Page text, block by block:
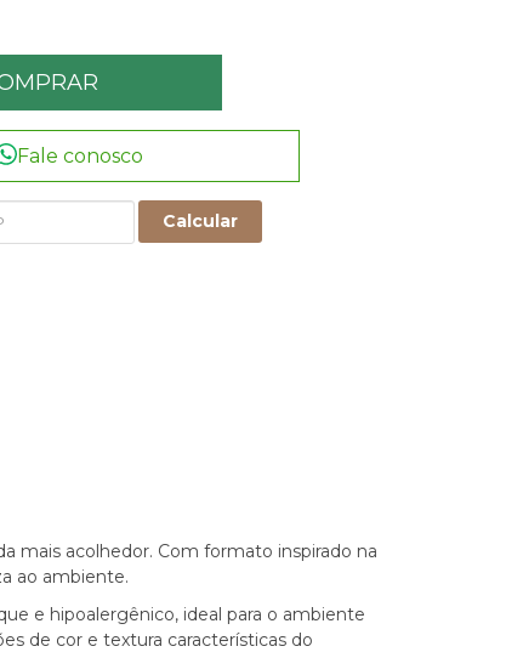
Fale conosco
Calcular
mais acolhedor. Com formato inspirado na
ao ambiente.
e hipoalergênico, ideal para o ambiente
de cor e textura características do